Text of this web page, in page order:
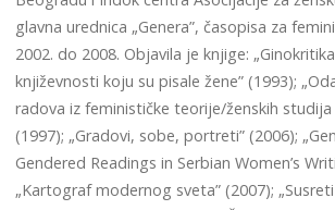
glavna urednica „Genera”, časopisa za
2002. do 2008. Objavila je knjige:
književnosti koju su pisale žene” (1993);
radova iz feminističke teorije/ženskih studija
(1997); „Gradovi, sobe, portreti” (2006);
Gendered Readings in Serbian Women’s
„Kartograf modernog sveta” (2007);